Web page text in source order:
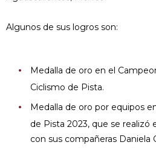
Algunos de sus logros son:
Medalla de oro en el
Ciclismo de Pista.
Medalla de oro por equipos
de Pista 2023, que se realizó
con sus compañeras Daniela